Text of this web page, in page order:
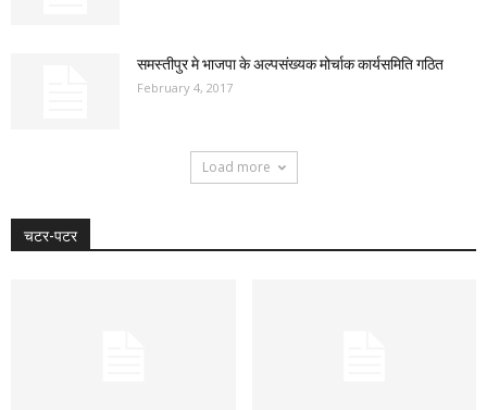
समस्तीपुर मे भाजपा के अल्पसंख्यक मोर्चाक कार्यसमिति गठित
February 4, 2017
Load more
चटर-पटर